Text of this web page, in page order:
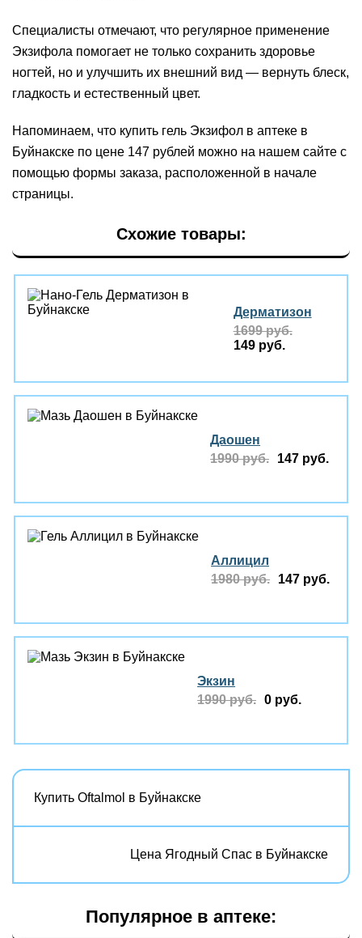
Специалисты отмечают, что регулярное применение
Экзифола помогает не только сохранить здоровье
ногтей, но и улучшить их внешний вид — вернуть блеск,
гладкость и естественный цвет.
Напоминаем, что купить гель Экзифол в аптеке в
Буйнакске по цене 147 рублей можно на нашем сайте с
помощью формы заказа, расположенной в начале
страницы.
Схожие товары:
Дерматизон
1699 руб.
149 руб.
Даошен
1990 руб.
147 руб.
Аллицил
1980 руб.
147 руб.
Экзин
1990 руб. 0 руб.
Купить Oftalmol в Буйнакске
Цена Ягодный Спас в Буйнакске
Популярное в аптеке: